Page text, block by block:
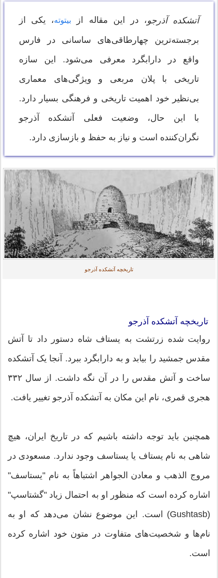
آتشکده آذرجو، در این مقاله از بیتوته، یکی از
برجسته‌ترین چهارطاقی‌های ساسانی در فارس
واقع در دارابگرد معرفی می‌شود. این سازه
تاریخی با پلان مربعی و ویژگی‌های معماری
بی‌نظیر خود اهمیت تاریخی و فرهنگی بسیار دارد.
با این حال، وضعیت فعلی آتشکده آذرجو
نگران‌کننده است و نیاز به حفظ و بازسازی دارد.
تاریخچه آتشکده آذرجو
تاریخچه آتشکده آذرجو
روایت شده زرتشت به یستاف شاه دستور داد تا آتش
مقدس جمشید را بیابد و به دارابگرد ببرد. آنجا یک آتشکده
ساخت و آتش مقدس را در آن نگه داشت. از سال ۳۳۲
هجری قمری، نام این مکان به آتشکده آذرجو تغییر یافت.
همچنین باید توجه داشته باشیم که در تاریخ ایران، هیچ
شاهی به نام یستاف یا یستاسف وجود ندارد. مسعودی در
مروج الذهب و معادن الجواهر اشتباهاً به نام "یستاسف"
اشاره کرده است که منظور او به احتمال زیاد "گشتاسپ"
(Gushtasb) است. این موضوع نشان می‌دهد که او به
نام‌ها و شخصیت‌های متفاوت در متون خود اشاره کرده
است.